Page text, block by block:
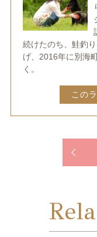
続けたのち、鮭釣
げ、2016年に別海
く。
この